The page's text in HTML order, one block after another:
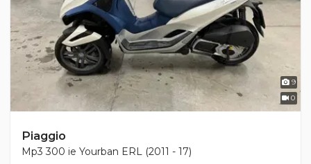
9
0
Piaggio
Mp3 300 ie Yourban ERL (2011 - 17)